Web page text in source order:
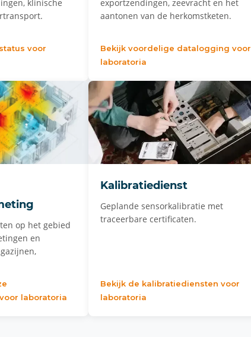
klinische
voor
exportzendingen, zeevracht en het
aantonen van de herkomstketen.
Bekijk voordelige datalogging voor
laboratoria
op het gebied
en
laboratoria
Kalibratiedienst
Geplande sensorkalibratie met
traceerbare certificaten.
Bekijk de kalibratiediensten voor
laboratoria